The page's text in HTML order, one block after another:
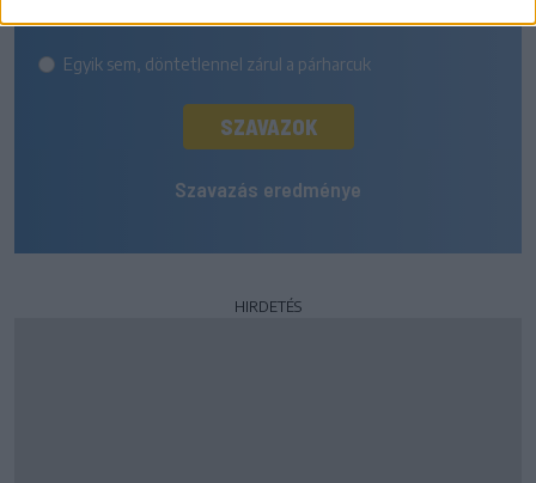
Egyik sem, döntetlennel zárul a párharcuk
SZAVAZOK
Szavazás eredménye
HIRDETÉS